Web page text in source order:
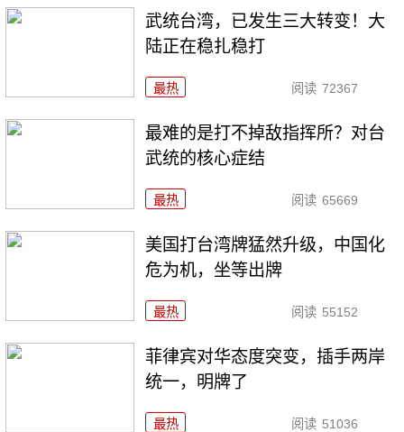
武统台湾，已发生三大转变！大
陆正在稳扎稳打
最热 阅读 72367
最难的是打不掉敌指挥所？对台
武统的核心症结
最热 阅读 65669
美国打台湾牌猛然升级，中国化
危为机，坐等出牌
最热 阅读 55152
菲律宾对华态度突变，插手两岸
统一，明牌了
最热 阅读 51036